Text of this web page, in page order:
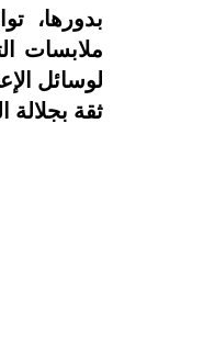
بدورها،
ملابسات
لوسائل
ثقة بجلالة